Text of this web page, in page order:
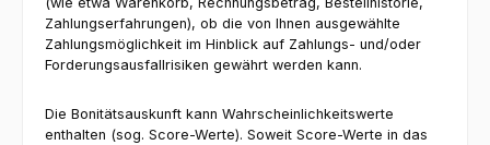
Zahlungserfahrungen), ob die von Ihnen ausgewählte
Zahlungsmöglichkeit im Hinblick auf Zahlungs- und/oder
Forderungsausfallrisiken gewährt werden kann.
Die Bonitätsauskunft kann Wahrscheinlichkeitswerte
enthalten (sog. Score-Werte). Soweit Score-Werte in das